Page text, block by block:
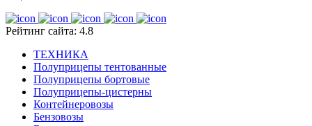
Рейтинг сайта: 4.8
ТЕХНИКА
Полуприцепы тентованные
Полуприцепы бортовые
Полуприцепы-цистерны
Контейнеровозы
Бензовозы